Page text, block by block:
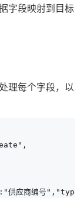
字段映射到目标
理每个字段，以
商编号